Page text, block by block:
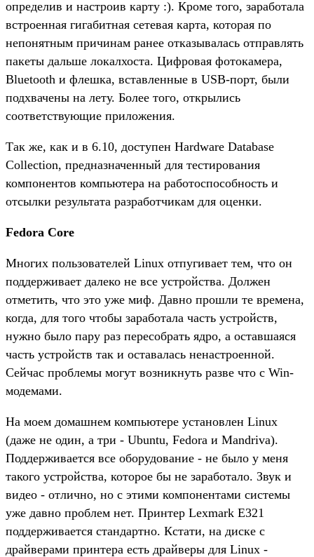
определив и настроив карту :). Кроме того, заработала
встроенная гигабитная сетевая карта, которая по
непонятным причинам ранее отказывалась отправлять
пакеты дальше локалхоста. Цифровая фотокамера,
Bluetooth и флешка, вставленные в USB-порт, были
подхвачены на лету. Более того, открылись
соответствующие приложения.
Так же, как и в 6.10, доступен Hardware Database
Collection, предназначенный для тестирования
компонентов компьютера на работоспособность и
отсылки результата разработчикам для оценки.
Fedora Core
Многих пользователей Linux отпугивает тем, что он
поддерживает далеко не все устройства. Должен
отметить, что это уже миф. Давно прошли те времена,
когда, для того чтобы заработала часть устройств,
нужно было пару раз пересобрать ядро, а оставшаяся
часть устройств так и оставалась ненастроенной.
Сейчас проблемы могут возникнуть разве что с Win-
модемами.
На моем домашнем компьютере установлен Linux
(даже не один, а три - Ubuntu, Fedora и Mandriva).
Поддерживается все оборудование - не было у меня
такого устройства, которое бы не заработало. Звук и
видео - отлично, но с этими компонентами системы
уже давно проблем нет. Принтер Lexmark E321
поддерживается стандартно. Кстати, на диске с
драйверами принтера есть драйверы для Linux -